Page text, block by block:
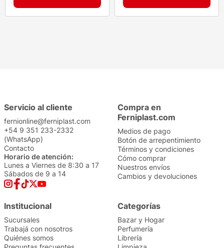
Servicio al cliente
fernionline@ferniplast.com
+54 9 351 233-2332
(WhatsApp)
Contacto
Horario de atención:
Lunes a Viernes de 8:30 a 17
Sábados de 9 a 14
Compra en
Ferniplast.com
Medios de pago
Botón de arrepentimiento
Términos y condiciones
Cómo comprar
Nuestros envíos
Cambios y devoluciones
Institucional
Sucursales
Trabajá con nosotros
Quiénes somos
Categorías
Bazar y Hogar
Perfumería
Librería